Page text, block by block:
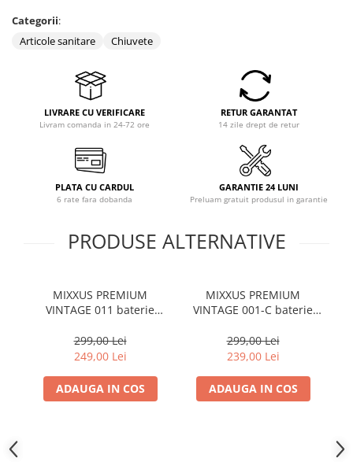
Motoare electrice
Scule si Unelte Electrice
Articole sanitare
Coloane dus
Baterii de bucatarie
Baterii de baie
Echipamente de lucru
Betoniere
Generatoare
Motocultoare
Produse uz casnic
Convectoare si aeroterme electrice
Categorii:
Articole sanitare
Chiuvete
LIVRARE CU VERIFICARE
Livram comanda in 24-72 ore
RETUR GARANTAT
14 zile drept de retur
PLATA CU CARDUL
6 rate fara dobanda
GARANTIE 24 LUNI
Preluam gratuit produsul in garantie
PRODUSE ALTERNATIVE
MIXXUS PREMIUM
VINTAGE 011 baterie
299,00 Lei
249,00 Lei
ADAUGA IN COS
MIXXUS PREMIUM
VINTAGE 001-C baterie
299,00 Lei
239,00 Lei
ADAUGA IN COS